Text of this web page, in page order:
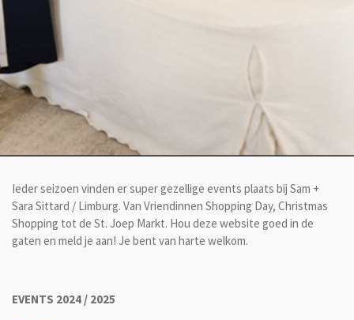
Ieder seizoen vinden er super gezellige events plaats bij Sam +
Sara Sittard / Limburg. Van Vriendinnen Shopping Day, Christmas
Shopping tot de St. Joep Markt. Hou deze website goed in de
gaten en meld je aan! Je bent van harte welkom.
EVENTS 2024 / 2025